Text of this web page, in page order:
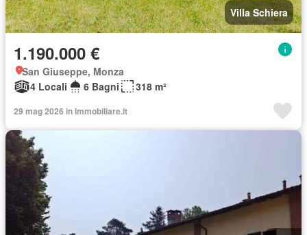
Villa Schiera
1.190.000 €
San Giuseppe, Monza
4 Locali
6 Bagni 318 m²
29 mag 2026 in Immobiliare.it